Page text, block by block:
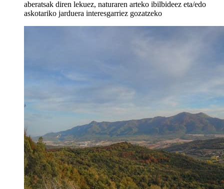
aberatsak diren lekuez, naturaren arteko ibilbideez eta/edo
askotariko jarduera interesgarriez gozatzeko